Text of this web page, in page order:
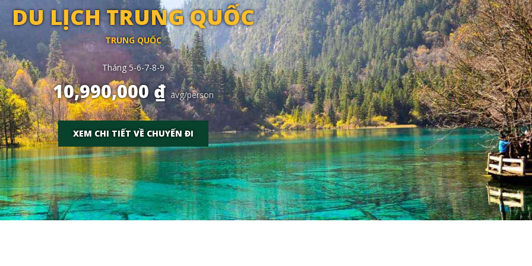
DU LỊCH TRUNG QUỐC
TRUNG QUỐC
Tháng 5-6-7-8-9
10,990,000 ₫ avg/person
XEM CHI TIẾT VỀ CHUYẾN ĐI